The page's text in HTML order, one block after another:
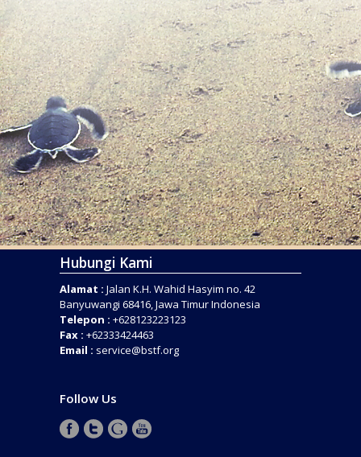
Hubungi Kami
Alamat : Jalan K.H. Wahid Hasyim no. 42
Banyuwangi 68416, Jawa Timur Indonesia
Telepon : +628123223123
Fax : +62333424463
Email : service@bstf.org
Follow Us